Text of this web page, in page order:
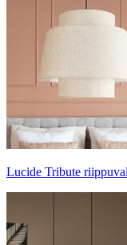
Lucide Tribute